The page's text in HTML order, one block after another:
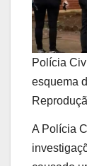
Polícia
esquema
A Polícia